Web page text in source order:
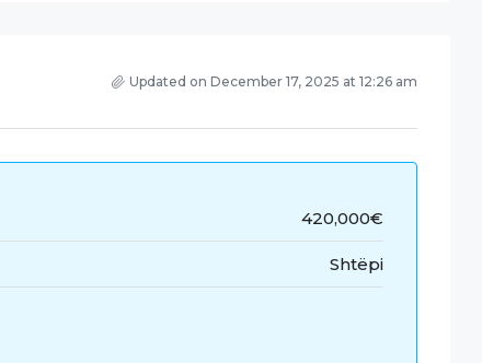
Updated on December 17, 2025 at 12:26 am
420,000€
Shtëpi